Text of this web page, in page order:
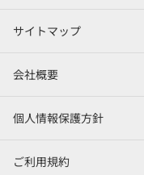
サイトマップ
会社概要
個人情報保護方針
ご利用規約